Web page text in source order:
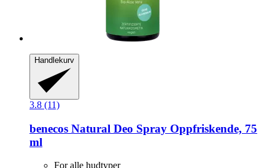
Handlekurv
3.8 (11)
benecos Natural Deo Spray Oppfriskende, 75
ml
For alle hudtyper